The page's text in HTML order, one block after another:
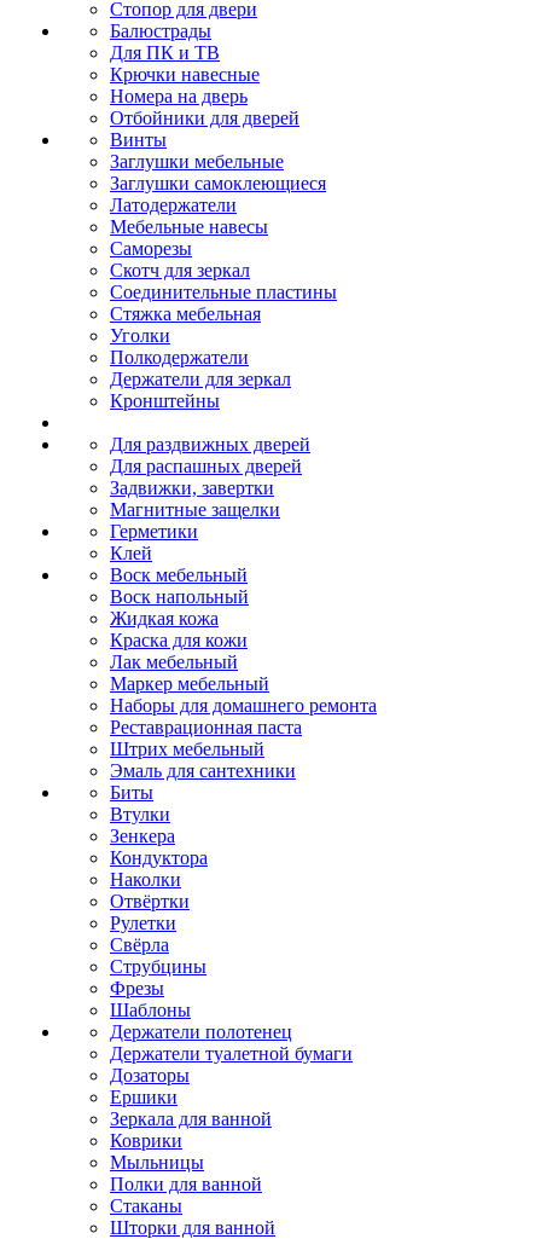
Стопор для двери
Балюстрады
Для ПК и ТВ
Крючки навесные
Номера на дверь
Отбойники для дверей
Винты
Заглушки мебельные
Заглушки самоклеющиеся
Латодержатели
Мебельные навесы
Саморезы
Скотч для зеркал
Соединительные пластины
Стяжка мебельная
Уголки
Полкодержатели
Держатели для зеркал
Кронштейны
Для раздвижных дверей
Для распашных дверей
Задвижки, завертки
Магнитные защелки
Герметики
Клей
Воск мебельный
Воск напольный
Жидкая кожа
Краска для кожи
Лак мебельный
Маркер мебельный
Наборы для домашнего ремонта
Реставрационная паста
Штрих мебельный
Эмаль для сантехники
Биты
Втулки
Зенкера
Кондуктора
Наколки
Отвёртки
Рулетки
Свёрла
Струбцины
Фрезы
Шаблоны
Держатели полотенец
Держатели туалетной бумаги
Дозаторы
Ершики
Зеркала для ванной
Коврики
Мыльницы
Полки для ванной
Стаканы
Шторки для ванной